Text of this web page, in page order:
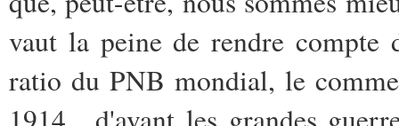
vaut la peine de rendre compte
ratio du PNB mondial, le